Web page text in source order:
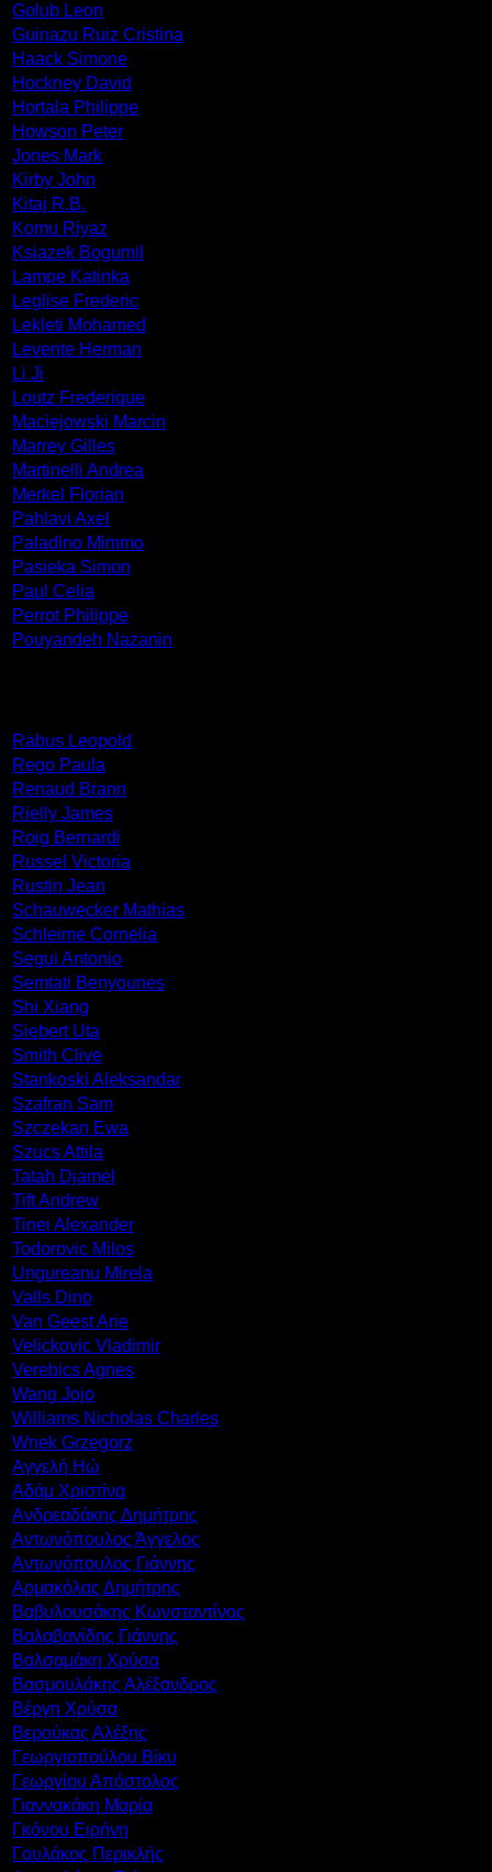
Golub Leon
Guinazu Ruiz Cristina
Haack Simone
Hockney David
Hortala Philippe
Howson Peter
Jones Mark
Kirby John
Kitaj R.B.
Komu Riyaz
Ksiazek Bogumil
Lampe Katinka
Leglise Frederic
Lekleti Mohamed
Levente Herman
Li Ji
Loutz Frederique
Maciejowski Marcin
Marrey Gilles
Martinelli Andrea
Merkel Florian
Pahlavi Axel
Paladino Mimmo
Pasieka Simon
Paul Celia
Perrot Philippe
Pouyandeh Nazanin
Rabus Leopold
Rego Paula
Renaud Brann
Rielly James
Roig Bernardi
Russel Victoria
Rustin Jean
Schauwecker Mathias
Schleime Cornelia
Segui Antonio
Semtati Benyounes
Shi Xiang
Siebert Uta
Smith Clive
Stankoski Aleksandar
Szafran Sam
Szczekan Ewa
Szucs Attila
Tatah Djamel
Tift Andrew
Tinei Alexander
Todorovic Milos
Ungureanu Mirela
Valls Dino
Van Geest Arie
Velickovic Vladimir
Verebics Agnes
Wang Jojo
Williams Nicholas Charles
Wnek Grzegorz
Αγγελή Ηώ
Αδάμ Χριστίνα
Ανδρεαδάκης Δημήτρης
Αντωνόπουλος Άγγελος
Αντωνόπουλος Γιάννης
Αρμακόλας Δημήτρης
Βαβυλουσάκης Κωνσταντίνος
Βαλαβανίδης Γιάννης
Βαλσαμάκη Χρύσα
Βασμουλάκης Αλέξανδρος
Βέργη Χρύσα
Βερούκας Αλέξης
Γεωργιοπούλου Βίκυ
Γεωργίου Απόστολος
Γιαννακάκη Μαρία
Γκόνου Ειρήνη
Γουλάκος Περικλής